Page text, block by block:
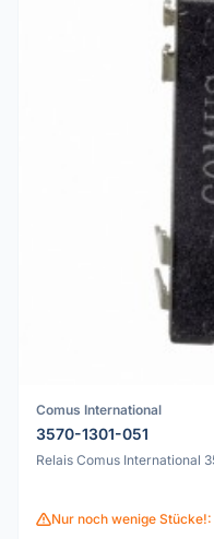
Comus International
3570-1301-051
Relais Comus International
Nur noch wenige